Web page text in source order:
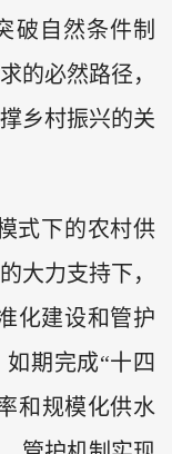
破自然条件制
的必然路径，
乡村振兴的关
式下的农村供
大力支持下，
化建设和管护
期完成“十四
和规模化供水